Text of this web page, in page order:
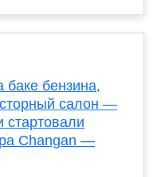
баке бензина,
салон —
стартовали
Changan —